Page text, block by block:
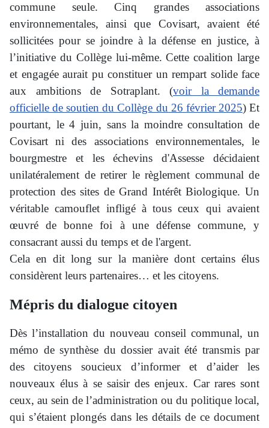
commune seule. Cinq grandes associations
environnementales, ainsi que Covisart, avaient été
sollicitées pour se joindre à la défense en justice, à
l’initiative du Collège lui-même. Cette coalition large
et engagée aurait pu constituer un rempart solide face
aux ambitions de Sotraplant. (voir la demande
officielle de soutien du Collège du 26 février 2025) Et
pourtant, le 4 juin, sans la moindre consultation de
Covisart ni des associations environnementales, le
bourgmestre et les échevins d'Assesse décidaient
unilatéralement de retirer le règlement communal de
protection des sites de Grand Intérêt Biologique. Un
véritable camouflet infligé à tous ceux qui avaient
œuvré de bonne foi à une défense commune, y
consacrant aussi du temps et de l'argent.
Cela en dit long sur la manière dont certains élus
considèrent leurs partenaires… et les citoyens.
Mépris du dialogue citoyen
Dès l’installation du nouveau conseil communal, un
mémo de synthèse du dossier avait été transmis par
des citoyens soucieux d’informer et d’aider les
nouveaux élus à se saisir des enjeux. Car rares sont
ceux, au sein de l’administration ou du politique local,
qui s’étaient plongés dans les détails de ce document